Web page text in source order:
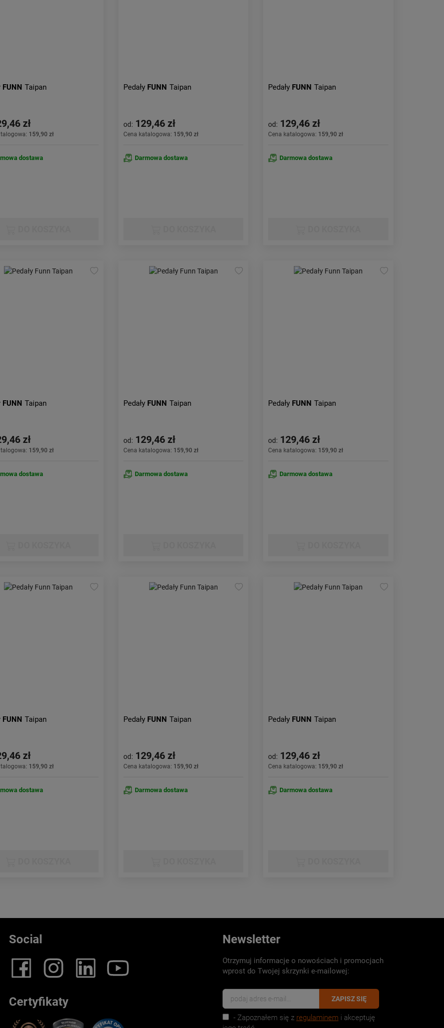
FUNN Taipan
zł
159,90 zł
dostawa
Pedały FUNN Taipan
od:129,46 zł
Cena katalogowa: 159,90 zł
Darmowa dostawa
Pedały FUNN Taipan
od: 129,46 zł
Cena katalogowa: 159,90 zł
Darmowa dostawa
FUNN Taipan
zł
159,90 zł
dostawa
Pedały FUNN Taipan
od:129,46 zł
Cena katalogowa: 159,90 zł
Darmowa dostawa
Pedały FUNN Taipan
od: 129,46 zł
Cena katalogowa: 159,90 zł
Darmowa dostawa
FUNN Taipan
zł
159,90 zł
dostawa
Pedały FUNN Taipan
od:129,46 zł
Cena katalogowa: 159,90 zł
Darmowa dostawa
Pedały FUNN Taipan
od: 129,46 zł
Cena katalogowa: 159,90 zł
Darmowa dostawa
Social
Certyfikaty
Newsletter
Otrzymuj informacje o nowościach i promocjach
wprost do Twojej skrzynki e-mailowej:
ZAPISZ SIĘ
- Zapoznałem się z regulaminem i akceptuję